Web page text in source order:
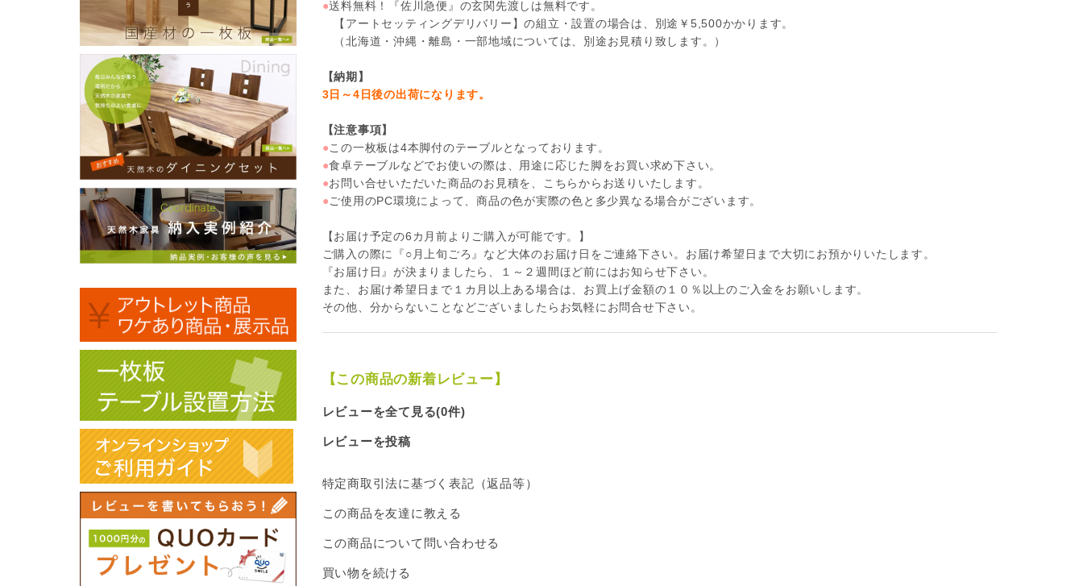
●送料無料！『佐川急便』の玄関先渡しは無料です。
【アートセッティングデリバリー】の組立・設置の場合は、別途￥5,500かかります。
（北海道・沖縄・離島・一部地域については、別途お見積り致します。）
【納期】
3日～4日後の出荷になります。
【注意事項】
●この一枚板は4本脚付のテーブルとなっております。
●食卓テーブルなどでお使いの際は、用途に応じた脚をお買い求め下さい。
●お問い合せいただいた商品のお見積を、こちらからお送りいたします。
●ご使用のPC環境によって、商品の色が実際の色と多少異なる場合がございます。
【お届け予定の6カ月前よりご購入が可能です。】
ご購入の際に『○月上旬ごろ』など大体のお届け日をご連絡下さい。お届け希望日まで大切にお預かりいたします。
『お届け日』が決まりましたら、１～２週間ほど前にはお知らせ下さい。
また、お届け希望日まで１カ月以上ある場合は、お買上げ金額の１０％以上のご入金をお願いします。
その他、分からないことなどございましたらお気軽にお問合せ下さい。
【この商品の新着レビュー】
レビューを全て見る(0件)
レビューを投稿
特定商取引法に基づく表記（返品等）
この商品を友達に教える
この商品について問い合わせる
買い物を続ける